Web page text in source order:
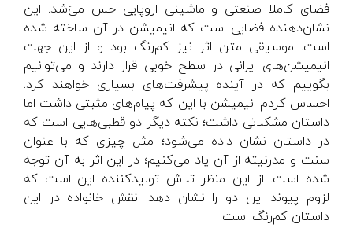
فضای کاملا صنعتی و ماشینی اروپایی حس می‌َشد. این
نشان‌دهنده فضایی است که انیمیشن در آن ساخته شده
است. موسیقی متن اثر نیز کم‌رنگ بود و از این جهت
انیمیشن‌های ایرانی در سطح خوبی قرار دارند و می‌توانیم
بگوییم که در آینده پیشرفت‌های بسیاری خواهند کرد.
احساس کردم انیمیشن با این که پیام‌های مثبتی داشت اما
داستان مشکلاتی داشت؛ نکته دیگر دو قطبی‌هایی است که
در داستان نشان داده می‌شود؛ مثل چیزی که با عنوان
سنت و مدرنیته از آن یاد می‌کنیم؛ در این اثر به آن توجه
شده است. از این منظر تلاش تولید‌کننده این است که
لزوم پیوند این دو را نشان دهد. نقش خانواده در این
داستان کم‌رنگ است.